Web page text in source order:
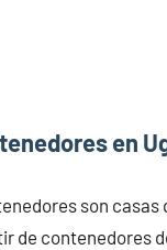
en
son casas
de contenedores